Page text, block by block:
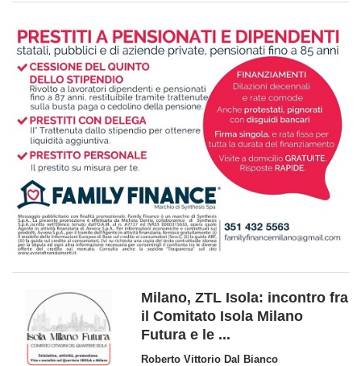
Milano, ZTL Isola: incontro fra
il Comitato Isola Milano
Futura e le ...
Roberto Vittorio Dal Bianco